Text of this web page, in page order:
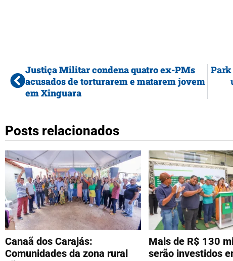
Justiça Militar condena quatro ex-PMs
acusados de torturarem e matarem jovem
em Xinguara
Park
Posts relacionados
Canaã dos Carajás:
Comunidades da zona rural
Mais de R$ 130
serão investidos